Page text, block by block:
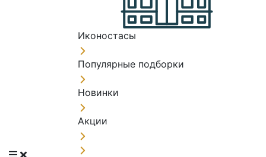
Иконостасы
Популярные подборки
Новинки
Акции